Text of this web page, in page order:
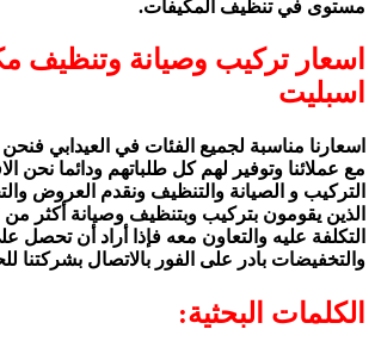
مستوى في تنظيف المكيفات.
اسعار تركيب وصيانة وتنظيف
اسبليت
اسعارنا مناسبة لجميع الفئات في العيدابي
مع عملائنا وتوفير لهم كل طلباتهم ودائما نحن
التركيب و الصيانة والتنظيف ونقدم العروض
الذين يقومون بتركيب وبتنظيف وصيانة أكثر
التكلفة عليه والتعاون معه فإذا أراد أن تحصل
والتخفيضات بادر على الفور بالاتصال بشركتنا
الكلمات البحثية: